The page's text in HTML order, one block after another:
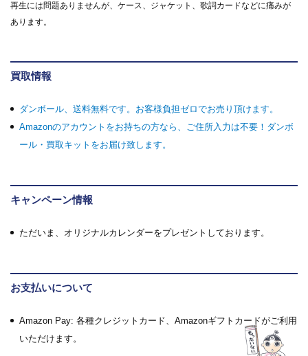
再生には問題ありませんが、ケース、ジャケット、歌詞カードなどに痛みが
あります。
買取情報
ダンボール、送料無料です。お客様負担ゼロでお売り頂けます。
Amazonのアカウントをお持ちの方なら、ご住所入力は不要！ダンボ
ール・買取キットをお届け致します。
キャンペーン情報
ただいま、オリジナルカレンダーをプレゼントしております。
お支払いについて
Amazon Pay: 各種クレジットカード、Amazonギフトカードがご利用
いただけます。